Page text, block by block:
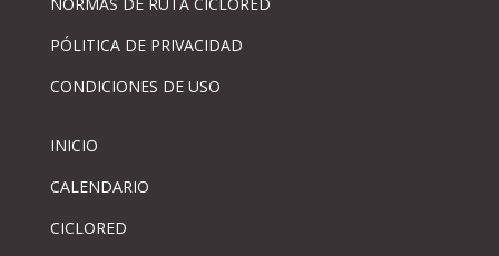
PÓLITICA DE PRIVACIDAD
CONDICIONES DE USO
INICIO
CALENDARIO
CICLORED